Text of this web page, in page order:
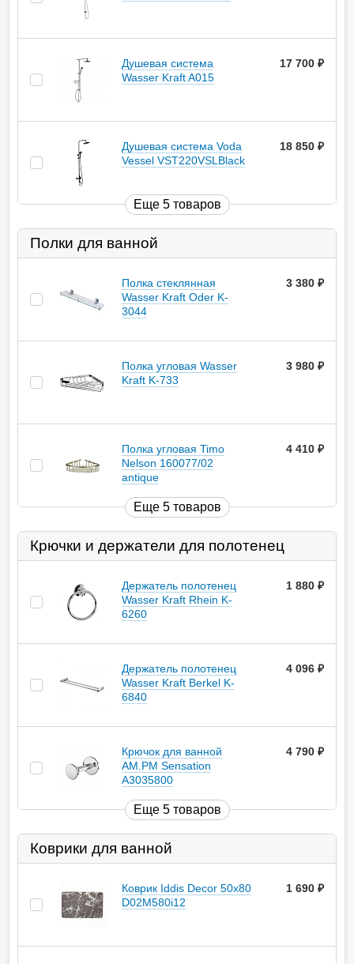
Душевая система
Wasser Kraft A015
17 700
Душевая система Voda
Vessel VST220VSLBlack
18 850
Еще 5 товаров
Полки для ванной
Полка стеклянная
Wasser Kraft Oder K-
3044
3 380
Полка угловая Wasser
Kraft K-733
3 980
Полка угловая Timo
Nelson 160077/02
antique
4 410
Еще 5 товаров
Крючки и держатели для полотенец
Держатель полотенец
Wasser Kraft Rhein K-
6260
1 880
Держатель полотенец
Wasser Kraft Berkel K-
6840
4 096
Крючок для ванной
AM.PM Sensation
A3035800
4 790
Еще 5 товаров
Коврики для ванной
Коврик Iddis Decor 50х80
D02M580i12
1 690